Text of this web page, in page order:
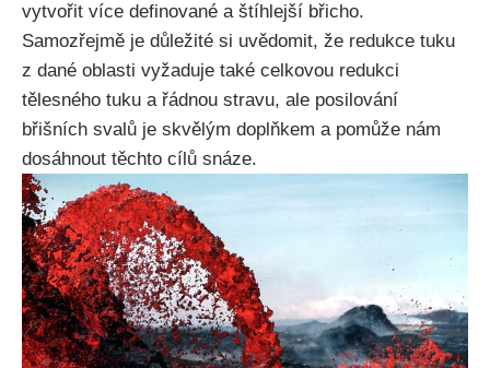
vytvořit více definované a​ štíhlejší⁤ břicho.
Samozřejmě je důležité si uvědomit, že‍ redukce ​tuku
z dané oblasti vyžaduje také⁢ celkovou⁣ redukci
tělesného‌ tuku a řádnou stravu, ale posilování
břišních svalů je⁣ skvělým doplňkem a pomůže ⁤nám
dosáhnout těchto cílů snáze.